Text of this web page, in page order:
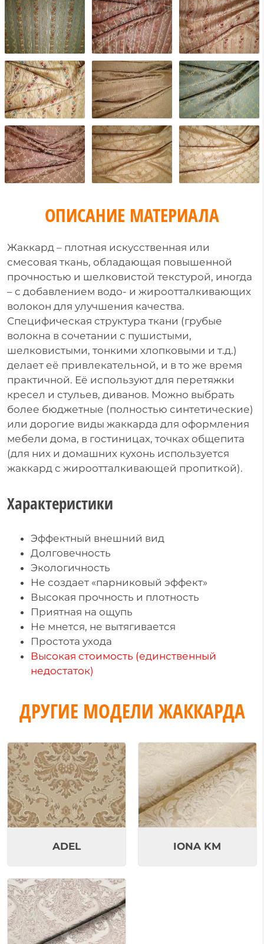
ОПИСАНИЕ МАТЕРИАЛА
Жаккард – плотная искусственная или
смесовая ткань, обладающая повышенной
прочностью и шелковистой текстурой, иногда
– с добавлением водо- и жироотталкивающих
волокон для улучшения качества.
Специфическая структура ткани (грубые
волокна в сочетании с пушистыми,
шелковистыми, тонкими хлопковыми и т.д.)
делает её привлекательной, и в то же время
практичной. Её используют для перетяжки
кресел и стульев, диванов. Можно выбрать
более бюджетные (полностью синтетические)
или дорогие виды жаккарда для оформления
мебели дома, в гостиницах, точках общепита
(для них и домашних кухонь используется
жаккард с жироотталкивающей пропиткой).
Характеристики
Эффектный внешний вид
Долговечность
Экологичность
Не создает «парниковый эффект»
Высокая прочность и плотность
Приятная на ощупь
Не мнется, не вытягивается
Простота ухода
Высокая стоимость (единственный
недостаток)
ДРУГИЕ МОДЕЛИ ЖАККАРДА
ADEL IONA KM